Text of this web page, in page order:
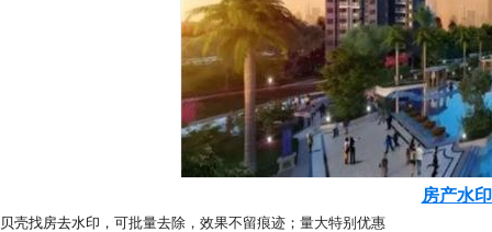
房产水
贝壳找房去水印， 可批量去除，效果不留痕迹 ； 量大特别优惠